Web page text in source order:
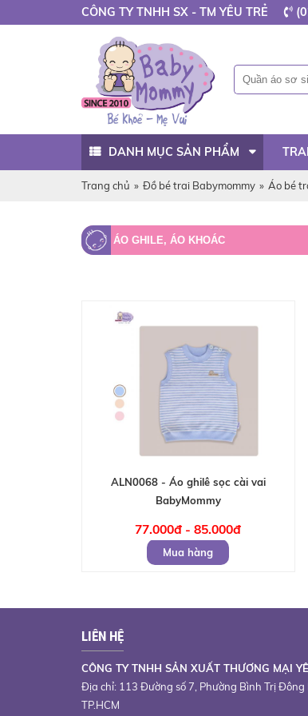
CÔNG TY TNHH SX - TM YÊU TRẺ
DANH MỤC SẢN PHẨM
Trang chủ » Đồ bé trai Babymommy » Áo bé
ÁO GHILE, ÁO KHOÁC
ALN0068 - Áo ghilê sọc cài vai
BabyMommy
77.000đ - 85.000đ
Mua hàng
LIÊN HỆ
CÔNG TY TNHH SẢN XUẤT THƯƠNG MẠI
Địa chỉ: 113 Đường số 7, Phường Bình Trị Đông
TP.HCM